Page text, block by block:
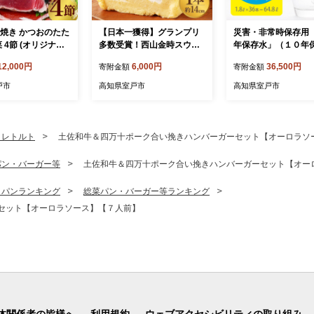
き かつおのたた
4節 (オリジナル
き) 詰め合わせ
物 かつお 鰹 鰹
円
市
【日本一獲得】グランプリ
多数受賞！西山金時スウィ
ーキ ご当地スイーツ お菓子
洋菓子 スイートポテト 国産
寄附金額 6,000円
高知県室戸市
災害・非常時保存用
年保存水」（１０年
セット 計６４.８L
寄附金額 36,500円
高知県室戸市
トルト 土佐和牛＆四万十ポーク合い挽きハンバーガーセット【オーロラソ
・バーガー等 土佐和牛＆四万十ポーク合い挽きハンバーガーセット【オ
ンランキング
総菜パン・バーガー等ランキング
ト【オーロラソース】【７人前】